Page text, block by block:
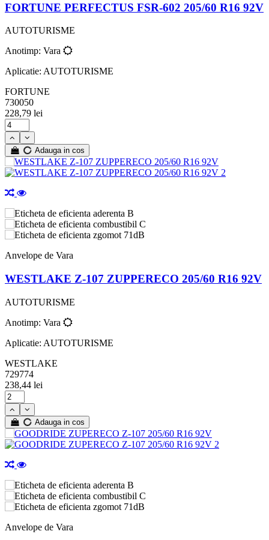
FORTUNE PERFECTUS FSR-602 205/60 R16 92V
AUTOTURISME
Anotimp: Vara
Aplicatie: AUTOTURISME
FORTUNE
730050
228,79 lei
Adauga in cos
B
C
71dB
Anvelope de Vara
WESTLAKE Z-107 ZUPPERECO 205/60 R16 92V
AUTOTURISME
Anotimp: Vara
Aplicatie: AUTOTURISME
WESTLAKE
729774
238,44 lei
Adauga in cos
B
C
71dB
Anvelope de Vara